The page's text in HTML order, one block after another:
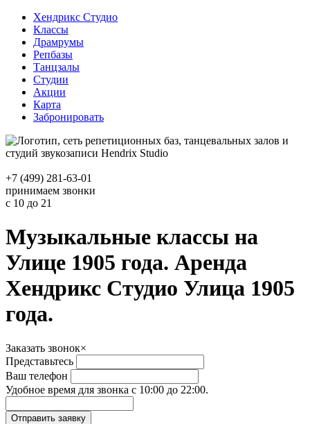
Хендрикс Студио
Классы
Драмрумы
Репбазы
Танцзалы
Студии
Акции
Карта
Забронировать
+7 (499) 281-63-01
принимаем звонки
с 10 до 21
Музыкальные классы на
Улице 1905 года. Аренда
Хендрикс Студио Улица 1905
года.
Заказать звонок×
Представьтесь
Ваш телефон
Удобное время для звонка с 10:00 до 22:00.